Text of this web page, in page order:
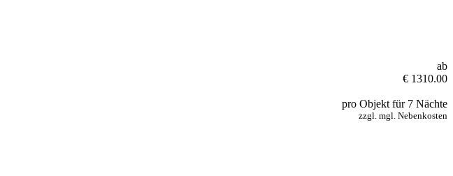
ab
€ 1310.00
pro Objekt für 7 Nächte
zzgl. mgl. Nebenkosten